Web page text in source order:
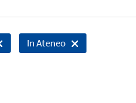
In Ateneo